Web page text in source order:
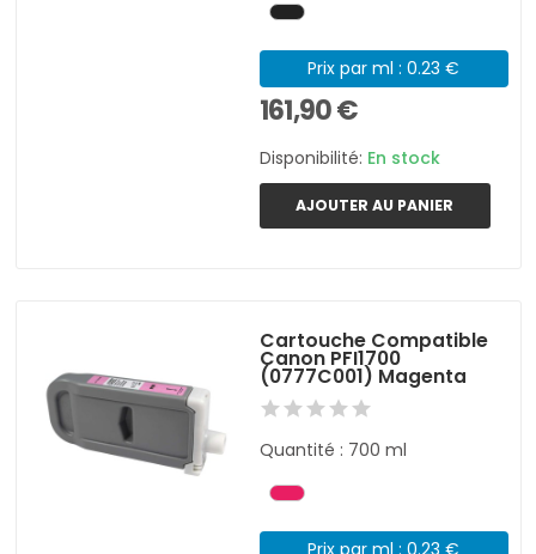
Prix par ml : 0.23 €
161,90 €
Disponibilité: En stock
AJOUTER AU PANIER
Cartouche Compatible
Canon PFI1700
(0777C001) Magenta
Quantité : 700 ml
Prix par ml : 0.23 €